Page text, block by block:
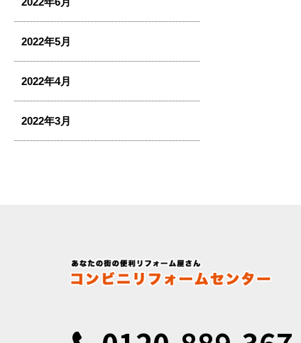
2022年5月
2022年4月
2022年3月